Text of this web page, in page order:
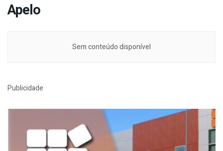
Apelo
Sem conteúdo disponível
Publicidade